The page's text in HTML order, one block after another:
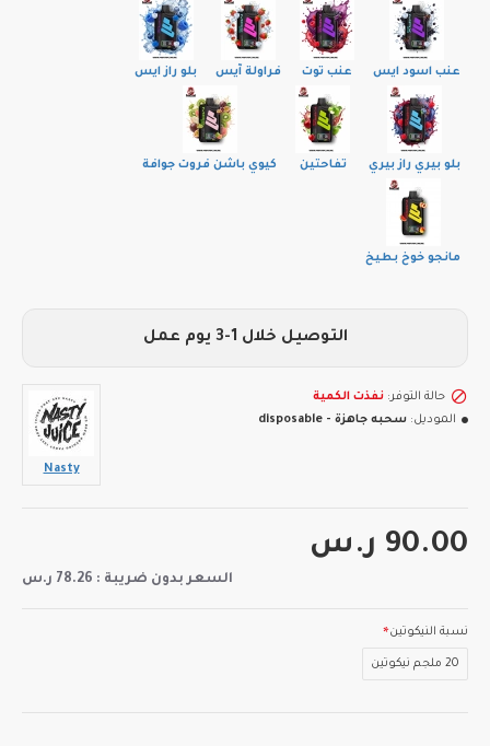
عنب اسود ايس عنب توت فراولة آيس بلو راز ايس
بلو بيري راز بيري تفاحتين كيوي باشن فروت جوافة
مانجو خوخ بطيخ
90.00 ر.س
السعر بدون ضريبة : 78.26 ر.س
حالة التوفر: نفذت الكمية
الموديل: سحبه جاهزة - disposable
Nasty
نسبة النيكوتين
20 ملجم نيكوتين
التوصيل خلال 1-3 يوم عمل